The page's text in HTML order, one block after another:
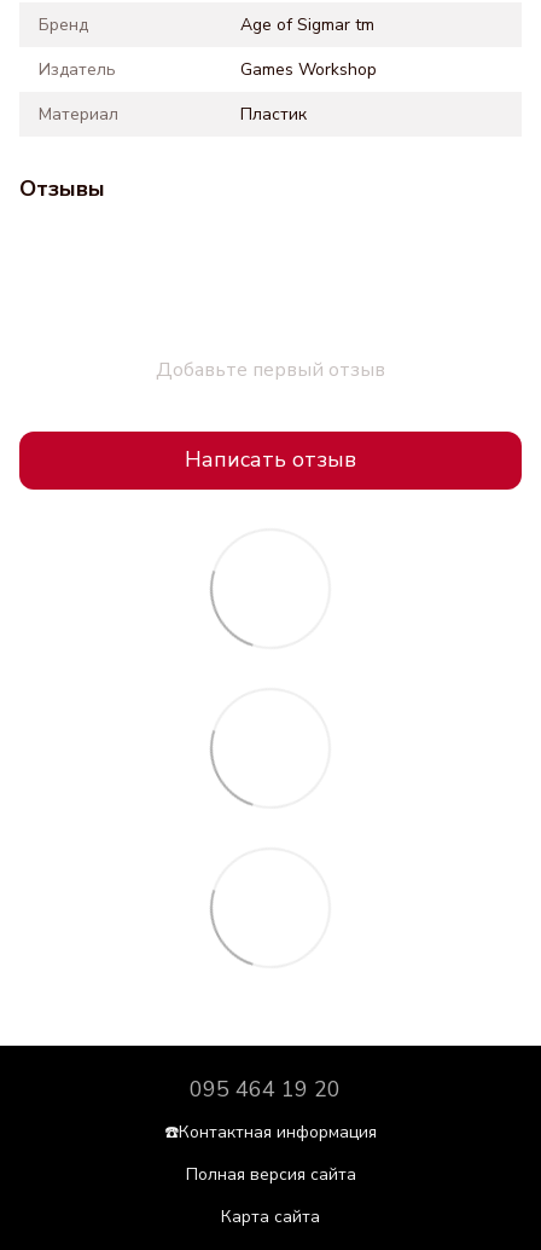
Бренд
Age of Sigmar tm
Издатель
Games Workshop
Материал
Пластик
Отзывы
Добавьте первый отзыв
Написать отзыв
095 464 19 20
☎️Контактная информация
Полная версия сайта
Карта сайта